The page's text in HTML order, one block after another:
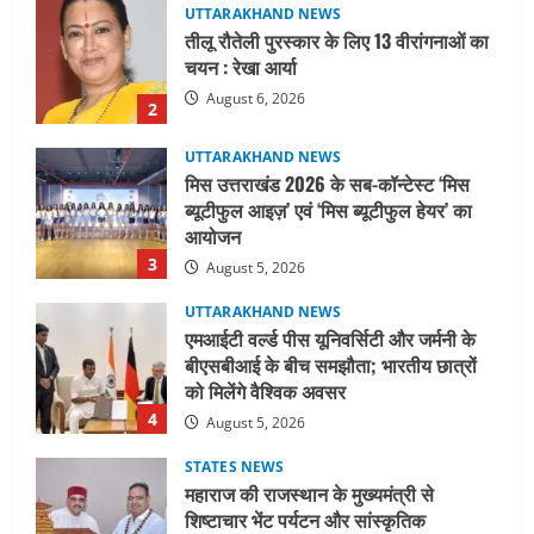
3
मिस उत्तराखंड 2026 के सब-कॉन्टेस्ट ‘मिस
ब्यूटीफुल आइज़’ एवं ‘मिस ब्यूटीफुल हेयर’ का
आयोजन
August 5, 2026
4
UTTARAKHAND NEWS
एमआईटी वर्ल्ड पीस यूनिवर्सिटी और जर्मनी के
बीएसबीआई के बीच समझौता; भारतीय छात्रों
को मिलेंगे वैश्विक अवसर
August 5, 2026
5
STATES NEWS
महाराज की राजस्थान के मुख्यमंत्री से
शिष्टाचार भेंट पर्यटन और सांस्कृतिक
गतिविधियों के विस्तार पर हुई चर्चा
August 4, 2026
UTTARAKHAND NEWS
जिलाधिकारी/जिला निर्वाचन अधिकारी ने
सहसपुर विधानसभा क्षेत्र के पोलिंग बूथों का